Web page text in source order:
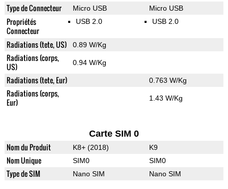
Type de Connecteur Micro USB Micro USB
Propriétés
Connecteur
USB 2.0 USB 2.0
Radiations (tete, US) 0.89 W/Kg
Radiations (corps,
US)
0.94 W/Kg
Radiations (tete, Eur) 0.763 W/Kg
Radiations (corps,
Eur)
1.43 W/Kg
Carte SIM 0
Nom du Produit K8+ (2018) K9
Nom Unique SIM0 SIM0
Type de SIM Nano SIM Nano SIM